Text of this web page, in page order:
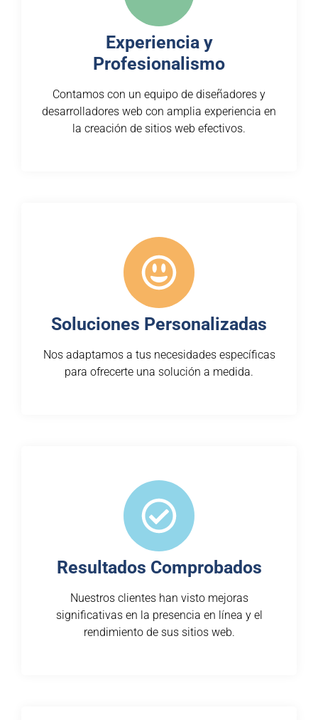
Experiencia y
Profesionalismo
Contamos con un equipo de diseñadores y
desarrolladores web con amplia experiencia en
la creación de sitios web efectivos.
Soluciones Personalizadas
Nos adaptamos a tus necesidades específicas
para ofrecerte una solución a medida.
Resultados Comprobados
Nuestros clientes han visto mejoras
significativas en la presencia en línea y el
rendimiento de sus sitios web.